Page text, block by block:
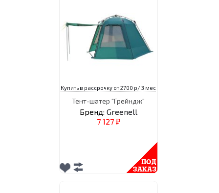
Купить в рассрочку от 2700 р/ 3 мес
Тент-шатер "Грейндж"
Бренд: Greenell
7 127 ₽